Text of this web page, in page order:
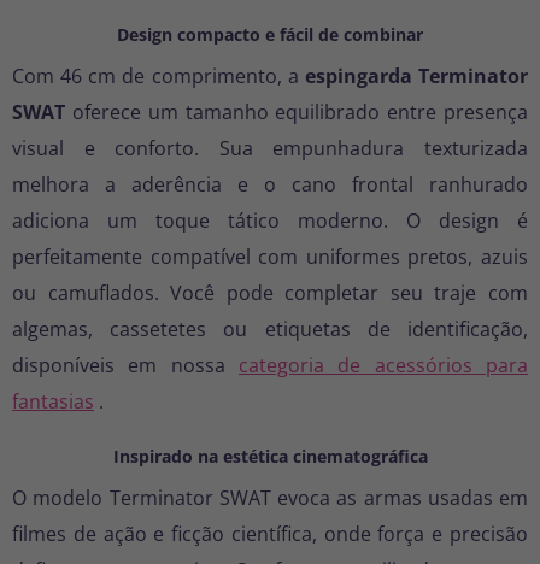
Design compacto e fácil de combinar
Com 46 cm de comprimento, a espingarda Terminator
SWAT oferece um tamanho equilibrado entre presença
visual e conforto. Sua empunhadura texturizada
melhora a aderência e o cano frontal ranhurado
adiciona um toque tático moderno. O design é
perfeitamente compatível com uniformes pretos, azuis
ou camuflados. Você pode completar seu traje com
algemas, cassetetes ou etiquetas de identificação,
disponíveis em nossa categoria de acessórios para
fantasias .
Inspirado na estética cinematográfica
O modelo Terminator SWAT evoca as armas usadas em
filmes de ação e ficção científica, onde força e precisão